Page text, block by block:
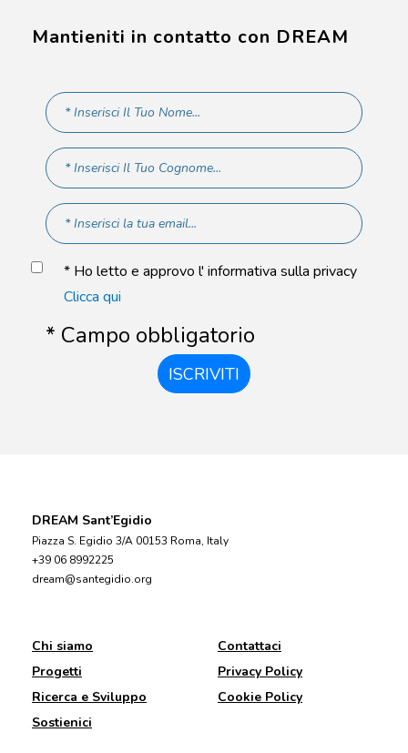
Mantieniti in contatto con DREAM
* Ho letto e approvo l' informativa sulla privacy
Clicca qui
* Campo obbligatorio
ISCRIVITI
DREAM Sant’Egidio
Piazza S. Egidio 3/A 00153 Roma, Italy
+39 06 8992225
dream@santegidio.org
Chi siamo
Progetti
Ricerca e Sviluppo
Sostienici
Contattaci
Privacy Policy
Cookie Policy